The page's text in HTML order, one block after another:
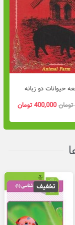
حیوانات دو زبانه
تومان
اصلی
600,000 تومان
بود.
400,000 تومان
تخفیف